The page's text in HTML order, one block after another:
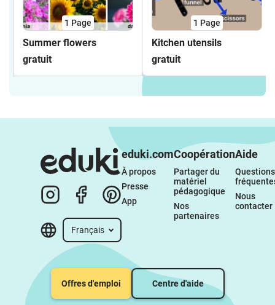
1 Page
Summer flowers
gratuit
1 Page
Kitchen utensils
gratuit
Français
eduki.com
À propos
Presse
App
Coopération
Partager du
matériel
pédagogique
Nos
partenaires
Aide
Questions
Nous
contacter
Offres d'emploi Centre d'aide